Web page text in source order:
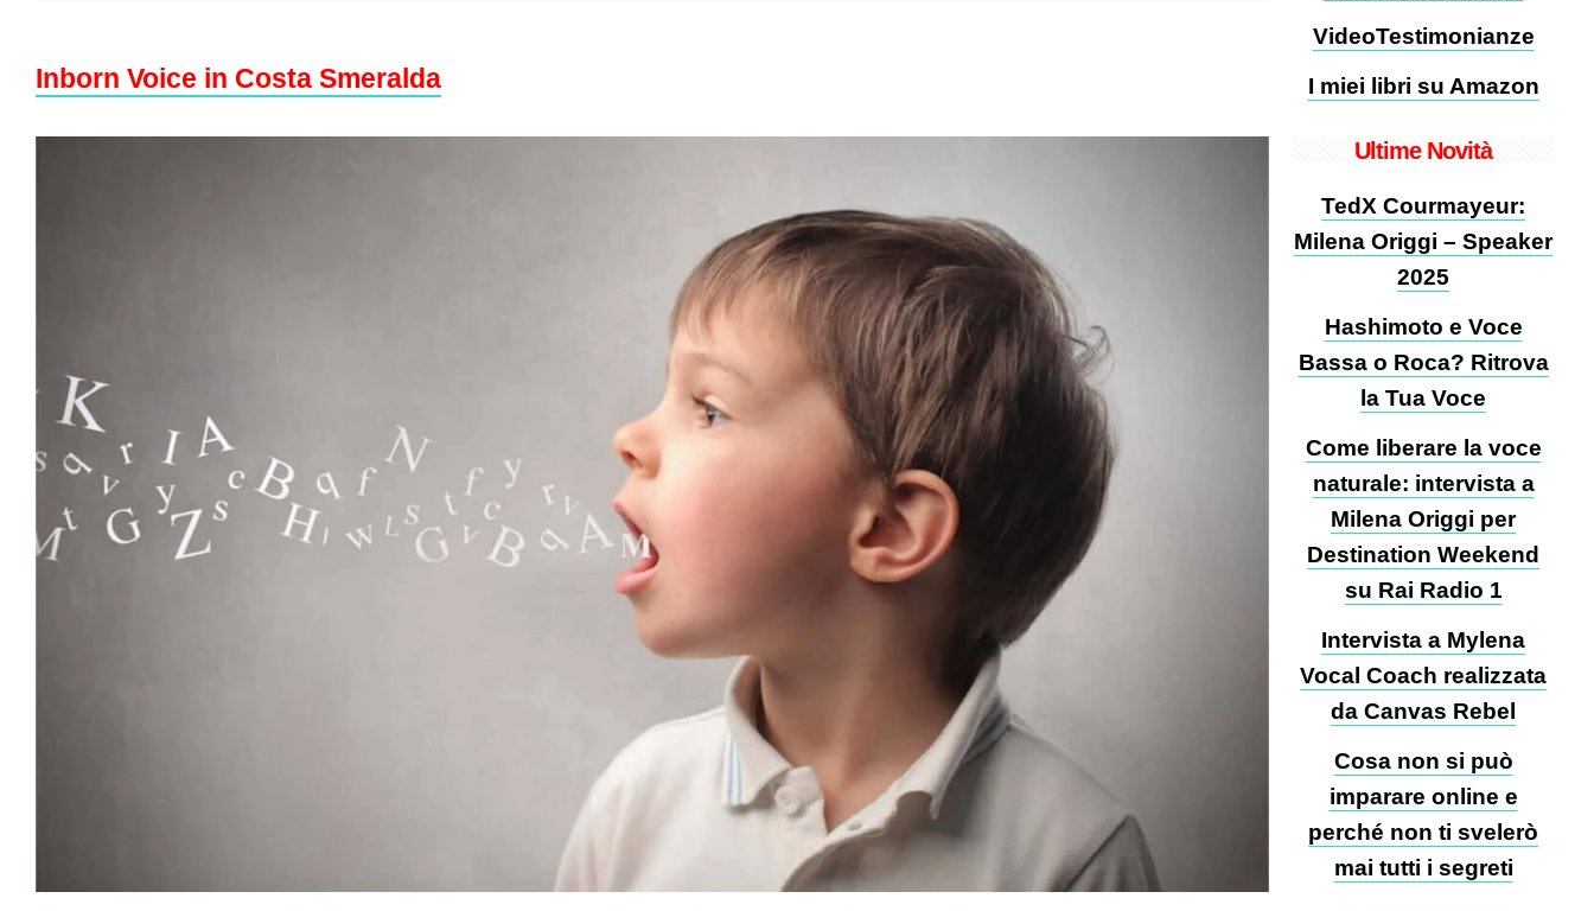
Inborn Voice in Costa Smeralda
VideoTestimonianze
I miei libri su Amazon
Ultime Novità
TedX Courmayeur:
Milena Origgi – Speaker
2025
Hashimoto e Voce
Bassa o Roca? Ritrova
la Tua Voce
Come liberare la voce
naturale: intervista a
Milena Origgi per
Destination Weekend
su Rai Radio 1
Intervista a Mylena
Vocal Coach realizzata
da Canvas Rebel
Cosa non si può
imparare online e
perché non ti svelerò
mai tutti i segreti